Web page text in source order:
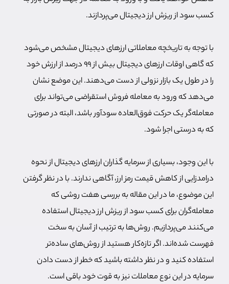
کسب سود از ریزش ارز دیجیتال می‌پردازند.
با توجه به تاریخچه معاملاتی ارزهای دیجیتال مشخص می‌شود
که گاهی اوقات ارزهای دیجیتال بیش از 99 درصد از ارزش خود
را در طول یک بازار نزولی از دست ‌می‌دهند. این موضع نشان
می‌دهد که ورود به معامله فروش استقراضی می‌تواند برای
معامله‌گر یک حرکت فوق‌العاده سودآور باشد، البته در صورتی
که به درستی اجرا شود.
با این وجود، بسیاری از سرمایه گذاران ارزهای دیجیتال از نحوه
درامدزایی از کاهش قیمت رمز ارز، آگاهی ندارند. با در نظر گرفتن
این موضوع، ما در این مقاله به بررسی هفت روشی که
معامله‌گران برای کسب سود از ریزش ارز دیجیتال استفاده
می‌کنند می‌پردازیم. روش‌ها به ترتیب از آسان به سخت
فهرست شده‌اند. اگر تازه‌کار هستید از روش‌های ساده‌تر
استفاده کنید و در نظر داشته باشید که خطر از دست دادن
سرمایه در این نوع معاملات نیز به قوت خود باقی است.